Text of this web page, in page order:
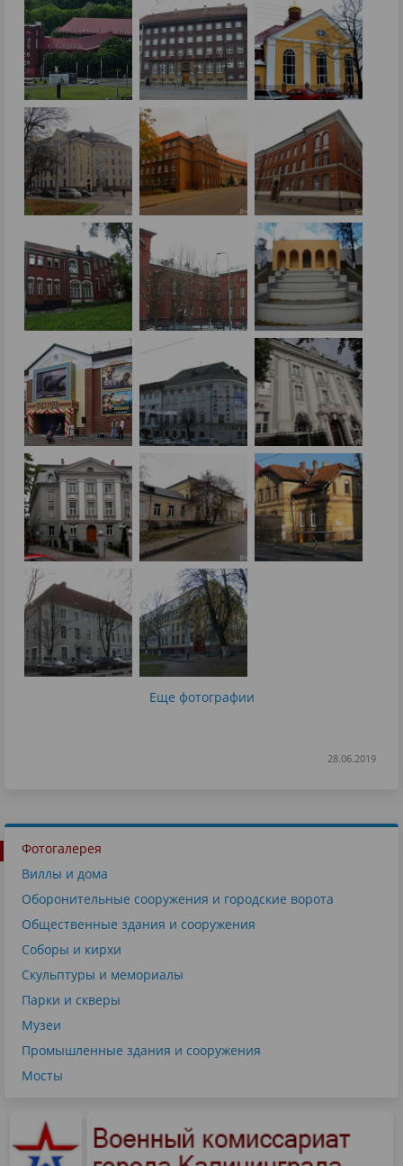
Еще фотографии
28.06.2019
Фотогалерея
Виллы и дома
Оборонительные сооружения и городские ворота
Общественные здания и сооружения
Соборы и кирхи
Скульптуры и мемориалы
Парки и скверы
Музеи
Промышленные здания и сооружения
Мосты